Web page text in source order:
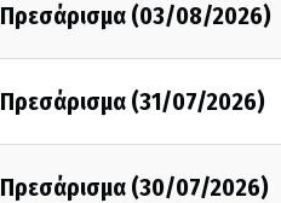
Πρεσάρισμα (03/08/2026)
Πρεσάρισμα (31/07/2026)
Πρεσάρισμα (30/07/2026)